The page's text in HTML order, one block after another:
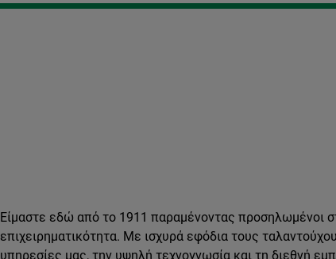
Είμαστε εδώ από το 1911 παραμένοντας προσηλωμένοι
επιχειρηματικότητα. Με ισχυρά εφόδια τους
υπηρεσίες μας, την υψηλή τεχνογνωσία και τη διεθνή